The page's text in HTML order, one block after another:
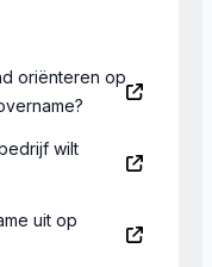
oriënteren op
wilt
uit op